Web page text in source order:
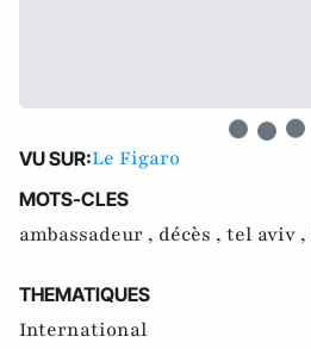
VU SUR:Le Figaro
MOTS-CLES
ambassadeur , décès , tel aviv ,
THEMATIQUES
International